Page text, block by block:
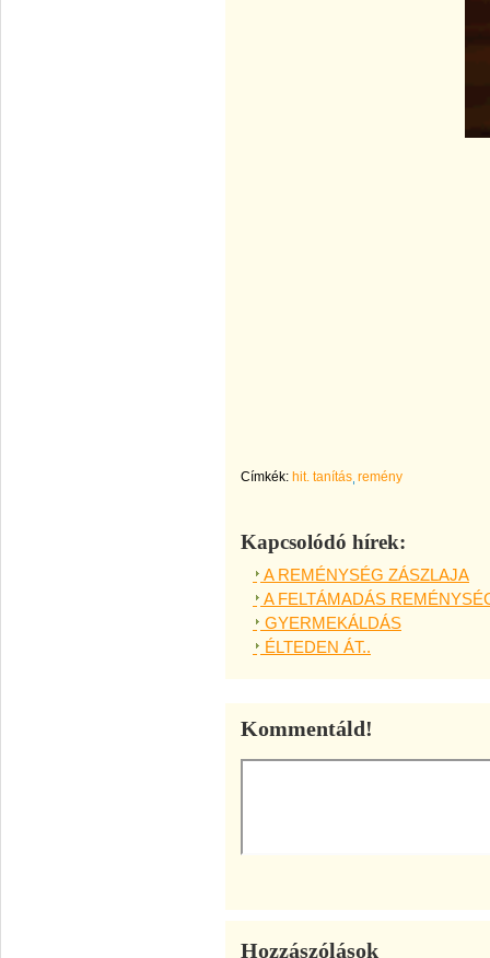
Címkék: hit. tanítás remény
Kapcsolódó hírek:
A REMÉNYSÉG ZÁSZLAJA
A FELTÁMADÁS
GYERMEKÁLDÁS
ÉLTEDEN ÁT..
Kommentáld!
Hozzászólások